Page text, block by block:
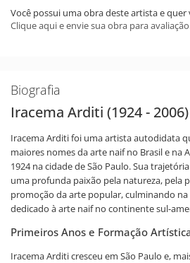
Você possui uma obra deste artista e quer
Clique aqui e envie sua obra para
Biografia
Iracema Arditi (1924 - 2006)
Iracema Arditi foi uma artista autodidata
maiores nomes da arte naif no Brasil e na
1924 na cidade de São Paulo. Sua
uma profunda paixão pela natureza, pela
promoção da arte popular, culminando
dedicado à arte naif no continente sul-
Primeiros Anos e Formação
Iracema Arditi cresceu em São Paulo e,